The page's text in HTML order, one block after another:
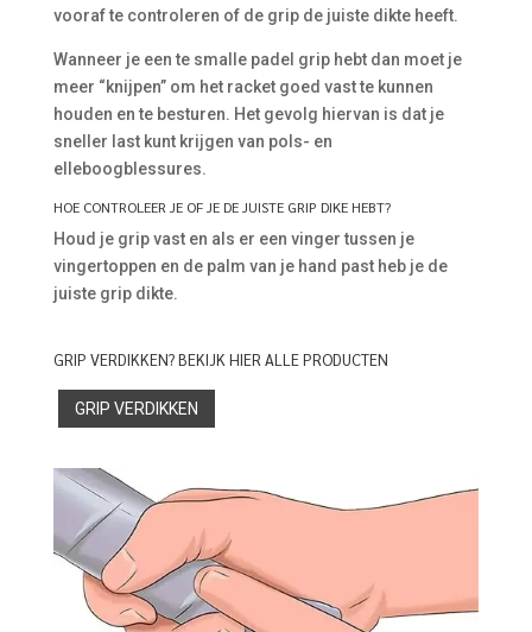
vooraf te controleren of de grip de juiste dikte heeft.
Wanneer je een te smalle padel grip hebt dan moet je
meer “knijpen” om het racket goed vast te kunnen
houden en te besturen. Het gevolg hiervan is dat je
sneller last kunt krijgen van pols- en
elleboogblessures.
HOE CONTROLEER JE OF JE DE JUISTE GRIP DIKE HEBT?
Houd je grip vast en als er een vinger tussen je
vingertoppen en de palm van je hand past heb je de
juiste grip dikte.
GRIP VERDIKKEN? BEKIJK HIER ALLE PRODUCTEN
GRIP VERDIKKEN